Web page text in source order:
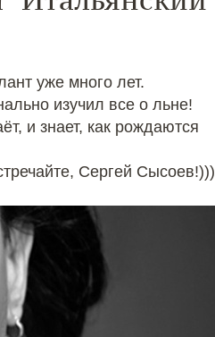
уже много лет.
изучил все о льне!
и знает, как рождаются
Сергей Сысоев!)))